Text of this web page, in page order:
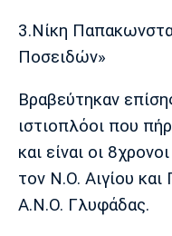
3.Νίκη
Ποσειδών»
Βραβεύτηκαν
ιστιοπλόοι που
και είναι οι
τον Ν.Ο. Αιγίου
Α.Ν.Ο. Γλυφάδας.